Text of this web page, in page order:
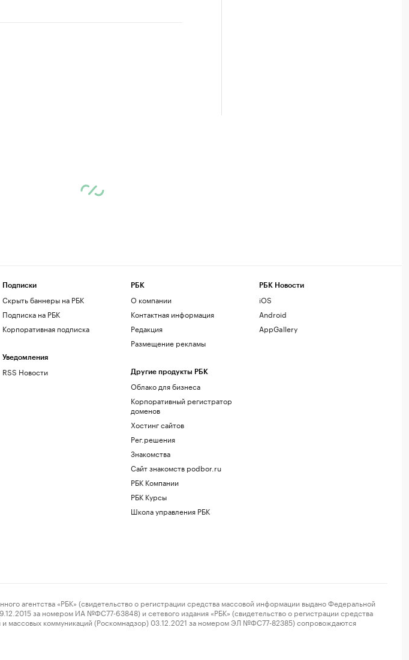
Подписки
Скрыть баннеры на РБК
Подписка на РБК
Корпоративная подписка
Уведомления
RSS Новости
РБК
О компании
Контактная информация
Редакция
Размещение рекламы
Другие продукты РБК
Облако для бизнеса
Корпоративный регистратор
доменов
Хостинг сайтов
Рег.решения
Знакомства
Сайт знакомств podbor.ru
РБК Компании
РБК Курсы
Школа управления РБК
РБК Новости
iOS
Android
AppGallery
«РБК» (свидетельство о регистрации средства массовой информации выдано Федеральной
за номером ИА №ФС77-63848) и сетевого издания «РБК» (свидетельство о регистрации средства
массовых коммуникаций (Роскомнадзор) 03.12.2021 за номером ЭЛ №ФС77-82385) сопровождаются